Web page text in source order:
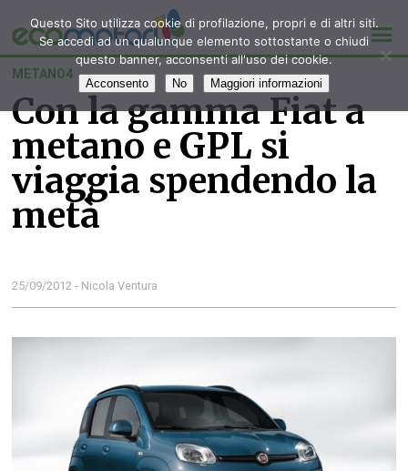
METANO4
Con la gamma Fiat a
metano e GPL si
viaggia spendendo la
metà
25/09/2012 - Nicola Ventura
Questo Sito utilizza cookie di profilazione, propri e di altri siti.
Se accedi ad un qualunque elemento sottostante o chiudi
questo banner, acconsenti all'uso dei cookie.
Acconsento No Maggiori informazioni